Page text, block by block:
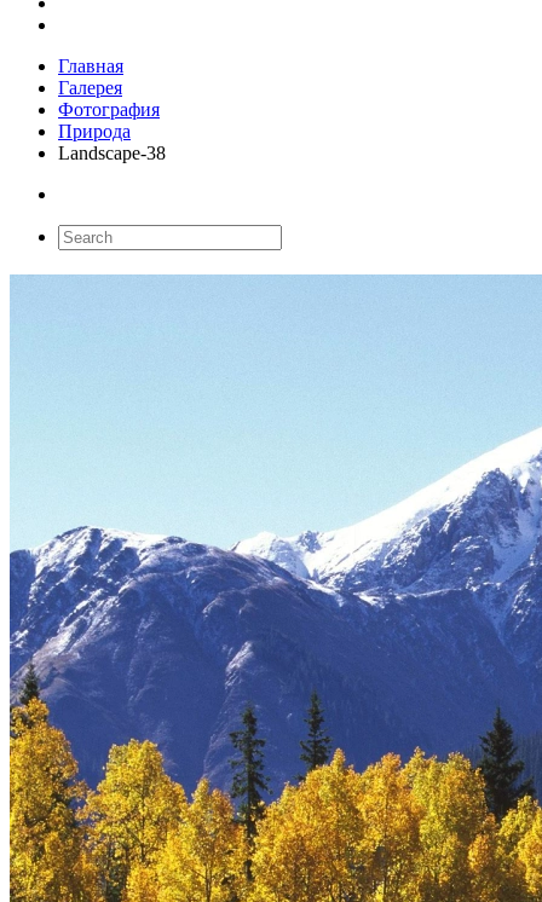
Главная
Галерея
Фотография
Природа
Landscape-38